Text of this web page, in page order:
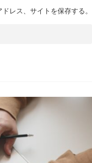
レス、サイトを保存する。